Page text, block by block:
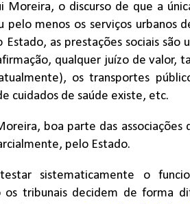
Moreira, o discurso de que a
pelo menos os serviços urbanos
as prestações sociais
qualquer juízo de valor,
os transportes
cuidados de saúde existe, etc.
boa parte das associações
pelo Estado.
sistematicamente o
os tribunais decidem de forma